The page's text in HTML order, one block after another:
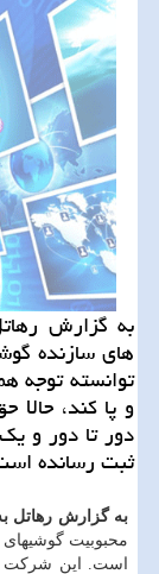
به گزارش
های سازنده
توانسته توجه
و پا كند،
ثبت رسانده
به گزارش رهاتل به
محبوبیت گوشیهای